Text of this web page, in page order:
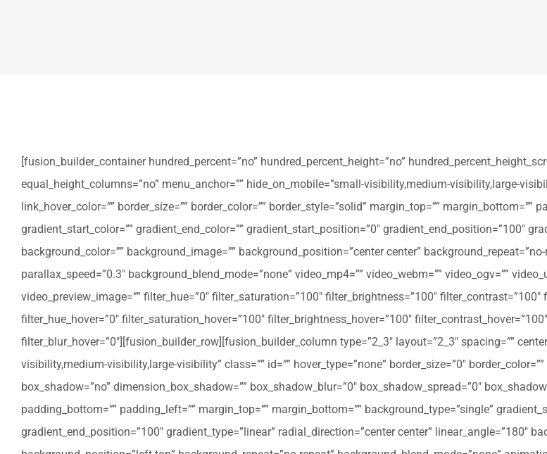
[fusion_builder_container hundred_percent=”no” hundred_percent_height=”no”
equal_height_columns=”no” menu_anchor=”” hide_on_mobile=”small-visibility,medium-visibility,large-
link_hover_color=”” border_size=”” border_color=”” border_style=”solid” margin_top=”” margin_bottom=””
gradient_start_color=”” gradient_end_color=”” gradient_start_position=”0″ gradient_end_position=”100″
background_color=”” background_image=”” background_position=”center center”
parallax_speed=”0.3″ background_blend_mode=”none” video_mp4=”” video_webm=”” video_ogv=””
video_preview_image=”” filter_hue=”0″ filter_saturation=”100″ filter_brightness=”100″
filter_hue_hover=”0″ filter_saturation_hover=”100″ filter_brightness_hover=”100″
filter_blur_hover=”0″][fusion_builder_row][fusion_builder_column type=”2_3″ layout=”2_3″ spacing=””
visibility,medium-visibility,large-visibility” class=”” id=”” hover_type=”none” border_size=”0″
box_shadow=”no” dimension_box_shadow=”” box_shadow_blur=”0″ box_shadow_spread=”0″
padding_bottom=”” padding_left=”” margin_top=”” margin_bottom=”” background_type=”single”
gradient_end_position=”100″ gradient_type=”linear” radial_direction=”center center” linear_angle=”180″